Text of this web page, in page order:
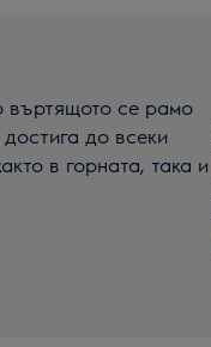
въртящото се рамо
до всеки
в горната, така и